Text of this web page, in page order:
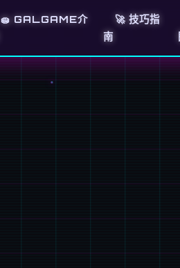
🧽 GALGAME介
🚀 技巧指
南